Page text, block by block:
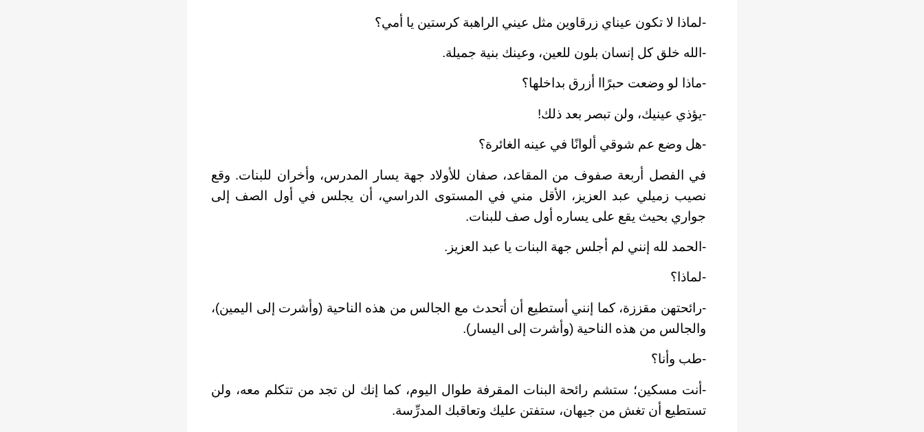
-لماذا لا تكون عيناي زرقاوين مثل عيني الراهبة كرستين يا أمي؟
-الله خلق كل إنسان بلون للعين، وعينك بنية جميلة.
-ماذا لو وضعت حبرًاا أزرق بداخلها؟
-يؤذي عينيك، ولن تبصر بعد ذلك!
-هل وضع عم شوقي ألوانًا في عينه الغائرة؟
في الفصل أربعة صفوف من المقاعد، صفان للأولاد جهة يسار المدرس، وأخران للبنات. وقع
نصيب زميلي عبد العزيز، الأقل مني في المستوى الدراسي، أن يجلس في أول الصف إلى
جواري بحيث يقع على يساره أول صف للبنات.
-الحمد لله إنني لم أجلس جهة البنات يا عبد العزيز.
-لماذا؟
-رائحتهن مقززة، كما إنني أستطيع أن أتحدث مع الجالس من هذه الناحية (وأشرت إلى اليمين)،
والجالس من هذه الناحية (وأشرت إلى اليسار).
-طب وأنا؟
-أنت مسكين؛ ستشم رائحة البنات المقرفة طوال اليوم، كما إنك لن تجد من تتكلم معه، ولن
تستطيع أن تغش من جيهان، ستفتن عليك وتعاقبك المدرِّسة.